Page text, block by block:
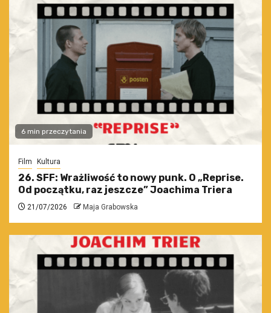
6 min przeczytania
Film Kultura
26. SFF: Wrażliwość to nowy punk. O „Reprise.
Od początku, raz jeszcze” Joachima Triera
21/07/2026 Maja Grabowska